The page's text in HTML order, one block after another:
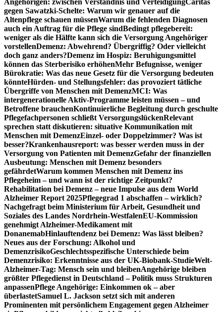
Angehörigen: zwischen Verständnis und VerteidigungCaritas
gegen Sawatzki-Schelte: Warum wir genauer auf die
Altenpflege schauen müssenWarum die fehlenden Diagnosen
auch ein Auftrag für die Pflege sindBedingt pflegebereit:
weniger als die Hälfte kann sich die Versorgung Angehöriger
vorstellenDemenz: Abwehrend? Übergriffig? Oder vielleicht
doch ganz anders?Demenz im Hospiz: Beruhigungsmittel
können das Sterberisiko erhöhenMehr Befugnisse, weniger
Bürokratie: Was das neue Gesetz für die Versorgung bedeuten
könnteHürden- und Stellungsfehler: das provoziert tätliche
Übergriffe von Menschen mit DemenzMCI: Was
intergenerationelle Aktiv-Programme leisten müssen – und
Betroffene brauchenKontinuierliche Begleitung durch geschulte
Pflegefachpersonen schließt VersorgungslückenRelevant
sprechen statt diskutieren: situative Kommunikation mit
Menschen mit DemenzEinzel- oder Doppelzimmer? Was ist
besser?Krankenhausreport: was besser werden muss in der
Versorgung von Patienten mit DemenzGefahr der finanziellen
Ausbeutung: Menschen mit Demenz besonders
gefährdetWarum kommen Menschen mit Demenz ins
Pflegeheim – und wann ist der richtige Zeitpunkt?
Rehabilitation bei Demenz – neue Impulse aus dem World
Alzheimer Report 2025Pflegegrad 1 abschaffen – wirklich?
Nachgefragt beim Ministerium für Arbeit, Gesundheit und
Soziales des Landes Nordrhein-WestfalenEU-Kommission
genehmigt Alzheimer-Medikament mit
DonanemabHinlauftendenz bei Demenz: Was lässt bleiben?
Neues aus der Forschung: Alkohol und
DemenzrisikoGeschlechtsspezifische Unterschiede beim
Demenzrisiko: Erkenntnisse aus der UK-Biobank-StudieWelt-
Alzheimer-Tag: Mensch sein und bleibenAngehörige bleiben
größter Pflegedienst in Deutschland – Politik muss Strukturen
anpassenPflege Angehörige: Einkommen ok – aber
überlastetSamuel L. Jackson setzt sich mit anderen
Prominenten mit persönlichem Engagement gegen Alzheimer